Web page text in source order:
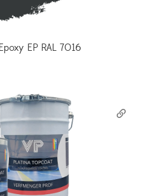
EP RAL 7016